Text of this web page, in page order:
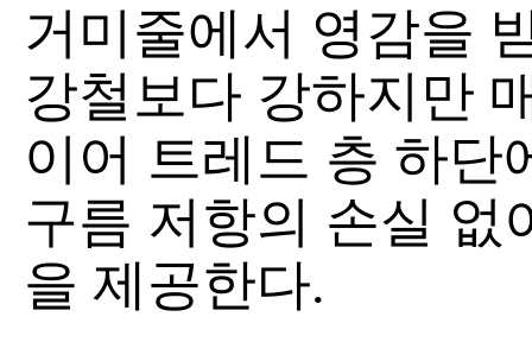
거미줄에서 영감을
강철보다 강하지만
이어 트레드 층 하단
구름 저항의 손실 없
을 제공한다.